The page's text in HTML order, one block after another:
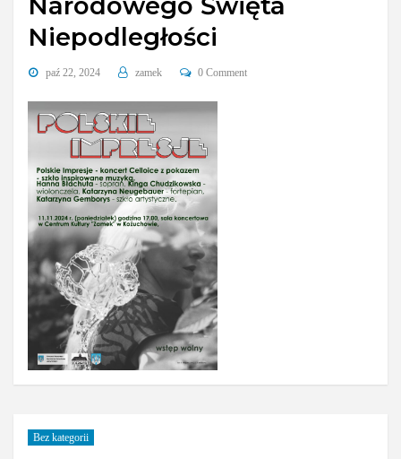
Niepodległości
paź 22, 2024 zamek 0 Comment
Bez kategorii